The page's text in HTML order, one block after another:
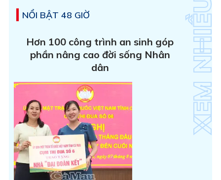
NỔI BẬT 48 GIỜ
Hơn 100 công trình an sinh góp
phần nâng cao đời sống Nhân
dân